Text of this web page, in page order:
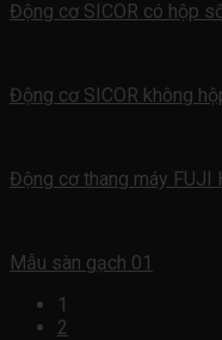
Động cơ SICOR có hộp
Động cơ SICOR không
Động cơ thang máy FUJI
Mẫu sàn gạch 01
1
2